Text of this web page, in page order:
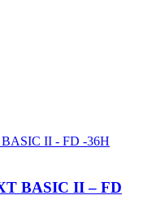
BASIC II – FD